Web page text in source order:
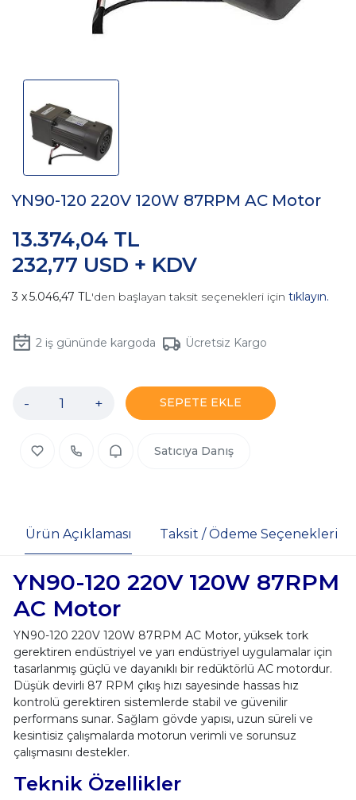
YN90-120 220V 120W 87RPM AC Motor
232,77 USD + KDV
13.374,04 TL
5.046,47 TL'den başlayan taksit seçenekleri için tıklayın.
2iş gününde kargoda Ücretsiz Kargo
- + SEPETE EKLE
Satıcıya Danış
Ürün Açıklaması Taksit / Ödeme Seçenekleri
YN90-120 220V 120W 87RPM
AC Motor
YN90-120 220V 120W 87RPM AC Motor, yüksek tork
gerektiren endüstriyel ve yarı endüstriyel uygulamalar için
tasarlanmış güçlü ve dayanıklı bir redüktörlü AC motordur.
Düşük devirli 87 RPM çıkış hızı sayesinde hassas hız
kontrolü gerektiren sistemlerde stabil ve güvenilir
performans sunar. Sağlam gövde yapısı, uzun süreli ve
kesintisiz çalışmalarda motorun verimli ve sorunsuz
çalışmasını destekler.
Teknik Özellikler